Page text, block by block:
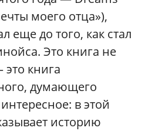
моего отца»),
еще до того, как стал
Это книга не
книга
думающего
в этой
историю